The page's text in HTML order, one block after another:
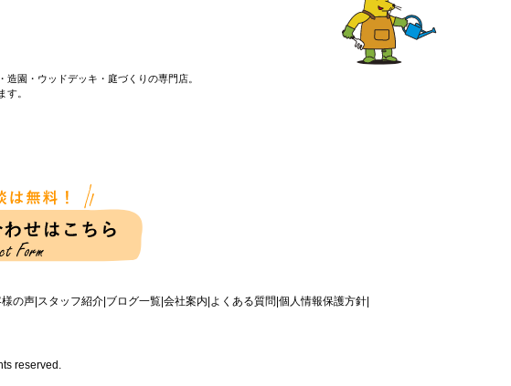
園・ウッドデッキ・庭づくりの専門店。
す。
様の声 スタッフ紹介 ブログ一覧 会社案内 よくある質問 個人情報保護方針
reserved.